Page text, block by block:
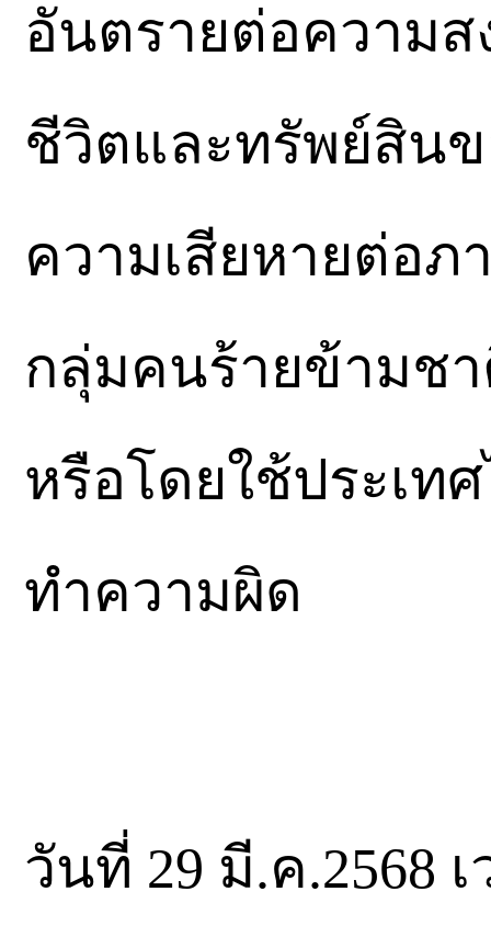
อันตรายต่อความ
ชีวิตและทรัพย์สิน
ความเสียหายต่อ
กลุ่มคนร้ายข้ามชา
หรือโดยใช้ประเท
ทำความผิด
วันที่ 29 มี.ค.2568